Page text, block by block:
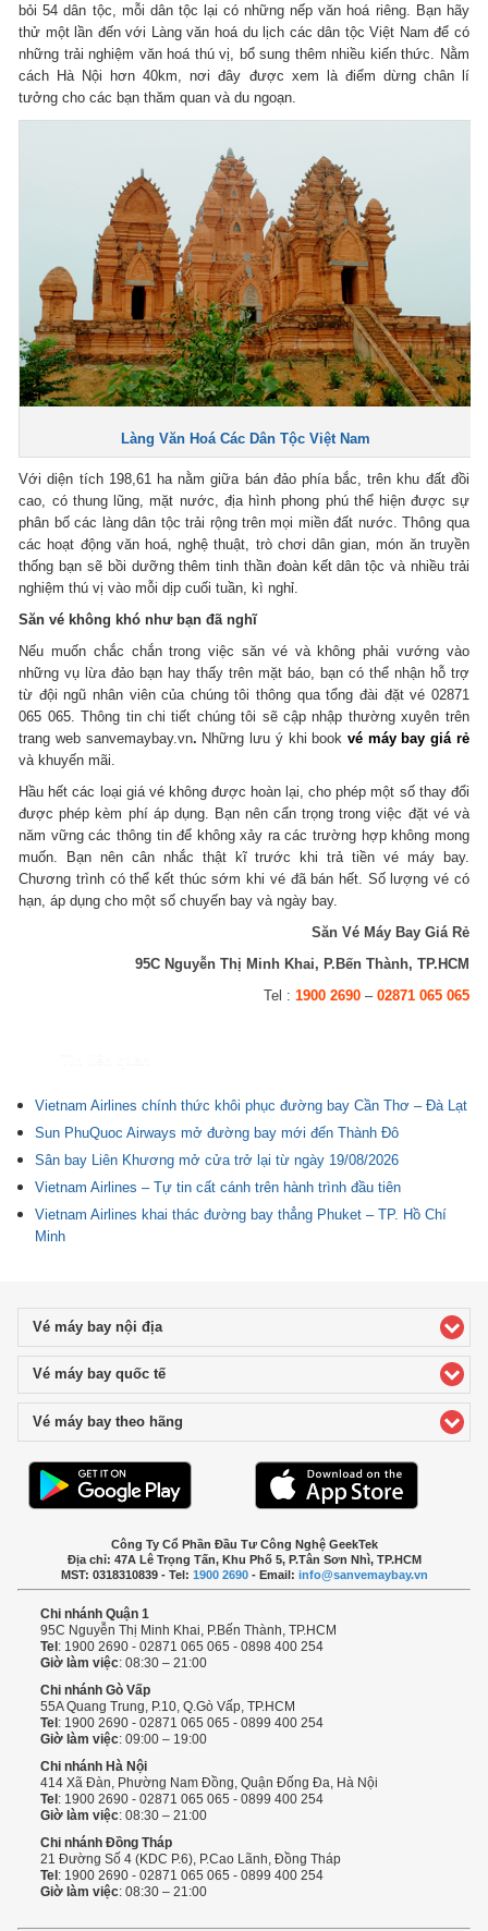
bỏi 54 dân tộc, mỗi dân tộc lại có những nếp văn hoá riêng. Bạn hãy
thử một lần đến với Làng văn hoá du lịch các dân tộc Việt Nam để có
những trải nghiệm văn hoá thú vị, bổ sung thêm nhiều kiến thức. Nằm
cách Hà Nội hơn 40km, nơi đây được xem là điểm dừng chân lí
tưởng cho các bạn thăm quan và du ngoạn.
Làng Văn Hoá Các Dân Tộc Việt Nam
Với diện tích 198,61 ha nằm giữa bán đảo phía bắc, trên khu đất đồi
cao, có thung lũng, mặt nước, địa hình phong phú thể hiện được sự
phân bố các làng dân tộc trải rộng trên mọi miền đất nước. Thông qua
các hoạt động văn hoá, nghệ thuật, trò chơi dân gian, món ăn truyền
thống bạn sẽ bồi dưỡng thêm tinh thần đoàn kết dân tộc và nhiều trải
nghiệm thú vị vào mỗi dịp cuối tuần, kì nghỉ.
Săn vé không khó như bạn đã nghĩ
Nếu muốn chắc chắn trong việc săn vé và không phải vướng vào
những vụ lừa đảo bạn hay thấy trên mặt báo, bạn có thể nhận hỗ trợ
từ đội ngũ nhân viên của chúng tôi thông qua tổng đài đặt vé 02871
065 065. Thông tin chi tiết chúng tôi sẽ cập nhập thường xuyên trên
trang web sanvemaybay.vn. Những lưu ý khi book vé máy bay giá rẻ
và khuyến mãi.
Hầu hết các loại giá vé không được hoàn lại, cho phép một số thay đổi
được phép kèm phí áp dụng. Bạn nên cẩn trọng trong việc đặt vé và
năm vững các thông tin để không xảy ra các trường hợp không mong
muốn. Bạn nên cân nhắc thật kĩ trước khi trả tiền vé máy bay.
Chương trình có thể kết thúc sớm khi vé đã bán hết. Số lượng vé có
hạn, áp dụng cho một số chuyến bay và ngày bay.
Săn Vé Máy Bay Giá Rẻ
95C Nguyễn Thị Minh Khai, P.Bến Thành, TP.HCM
Tel : 1900 2690– 02871 065 065
Vietnam Airlines chính thức khôi phục đường bay Cần Thơ – Đà Lạt
Sun PhuQuoc Airways mở đường bay mới đến Thành Đô
Sân bay Liên Khương mở cửa trở lại từ ngày 19/08/2026
Vietnam Airlines – Tự tin cất cánh trên hành trình đầu tiên
Vietnam Airlines khai thác đường bay thẳng Phuket – TP. Hồ Chí
Minh
Vé máy bay nội địaclick to expand contents
Vé máy bay quốc tếclick to expand contents
Vé máy bay theo hãng
Công Ty Cổ Phần Đầu Tư Công Nghệ GeekTek
Địa chỉ: 47A Lê Trọng Tấn, Khu Phố 5, P.Tân Sơn Nhì, TP.HCM
MST: 0318310839 - Tel: 1900 2690- Email: info@sanvemaybay.vn
Chi nhánh Quận 1
95C Nguyễn Thị Minh Khai, P.Bến Thành, TP.HCM
Tel : 1900 2690 - 02871 065 065 - 0898 400 254
Giờ làm việc: 08:30 – 21:00
Chi nhánh Gò Vấp
55A Quang Trung, P.10, Q.Gò Vấp, TP.HCM
Tel : 1900 2690 - 02871 065 065 - 0899 400 254
Giờ làm việc: 09:00 – 19:00
Chi nhánh Hà Nội
414 Xã Đàn, Phường Nam Đồng, Quận Đống Đa, Hà Nội
Tel : 1900 2690 - 02871 065 065 - 0899 400 254
Giờ làm việc: 08:30 – 21:00
Chi nhánh Đồng Tháp
21 Đường Số 4 (KDC P.6), P.Cao Lãnh, Đồng Tháp
Tel : 1900 2690 - 02871 065 065 - 0899 400 254
Giờ làm việc: 08:30 – 21:00